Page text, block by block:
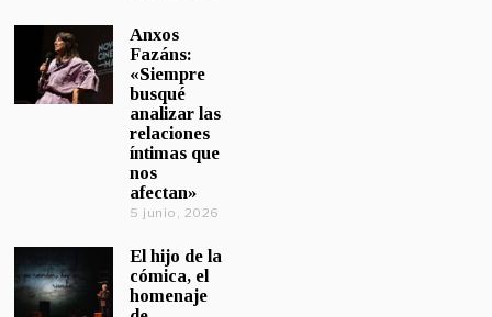
Anxos
Fazáns:
«Siempre
busqué
analizar las
relaciones
íntimas que
nos
afectan»
5 junio, 2026
El hijo de la
cómica, el
homenaje